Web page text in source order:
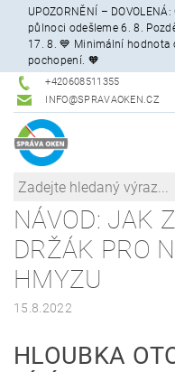
UPOZORNĚNÍ –
půlnoci odešleme 6. 8.
17. 8. 💙 Minimální hodnota
pochopení. 🧡
+420608511355
INFO@SPRAVAOKEN.CZ
NÁVOD: JAK
DRŽÁK PRO
HMYZU
15.8.2022
HLOUBKA